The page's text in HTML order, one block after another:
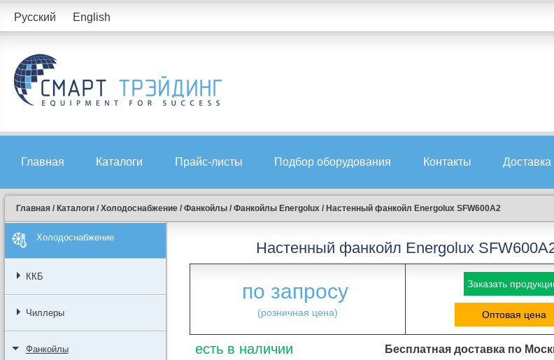
Русский English
Главная Каталоги Прайс-листы Подбор оборудования Контакты Доставка
Главная / Каталоги / Холодоснабжение / Фанкойлы / Фанкойлы Energolux / Настенный фанкойл Energolux SFW600A2
Холодоснабжение
ККБ
Чиллеры
Фанкойлы
Настенный фанкойл Energolux
по запросу
(розничная цена)
Заказать
Оптовая цена
есть в наличии Бесплатная доставка по